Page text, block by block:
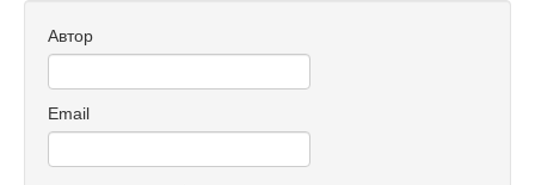
Автор
Email